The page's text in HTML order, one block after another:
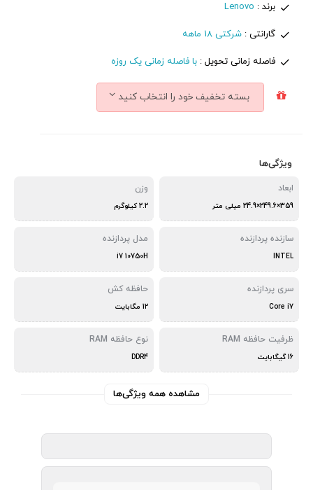
برند : Lenovo
گارانتی :شرکتی 18 ماهه
فاصله زمانی تحویل : با فاصله زمانی یک روزه
بسته تخفیف خود را انتخاب کنید
ویژگی‌ها
ابعاد
359×249.6×24.9 میلی متر
وزن
2.2 کیلوگرم
سازنده پردازنده
INTEL
مدل پردازنده
i7 10750H
سری پردازنده
Core i7
حافظه کش
12 مگابایت
ظرفیت حافظه RAM
16 گیگابایت
نوع حافظه RAM
DDR4
مشاهده همه ویژگی‌ها